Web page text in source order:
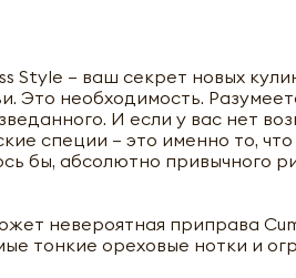
Style – ваш секрет новых
Это необходимость.
И если у вас нет
специи – это именно то,
бы, абсолютно привычного
невероятная приправа
тонкие ореховые нотки и